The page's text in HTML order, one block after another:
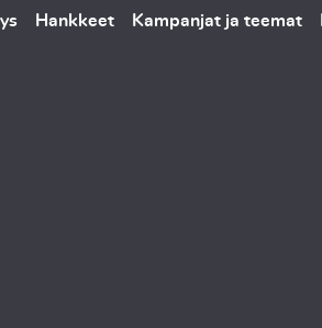
Hankkeet Kampanjat ja teemat